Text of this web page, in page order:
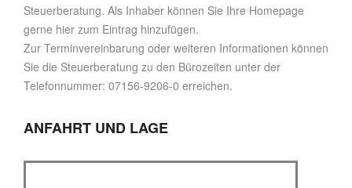
Steuerberatung. Als Inhaber können Sie Ihre Homepage
gerne hier zum Eintrag hinzufügen.
Zur Terminvereinbarung oder weiteren Informationen können
Sie die Steuerberatung zu den Bürozeiten unter der
Telefonnummer: 07156-9206-0 erreichen.
ANFAHRT UND LAGE